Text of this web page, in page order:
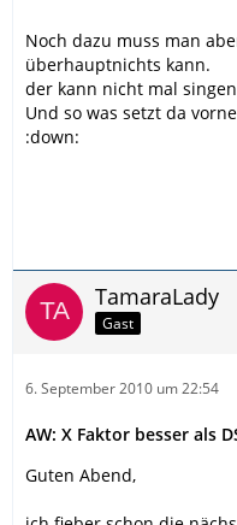
Noch dazu muss man
überhauptnichts kann.
der kann nicht mal
Und so was setzt da
:down:
TamaraLady
Gast
6. September 2010 um 22:54
AW: X Faktor besser als
Guten Abend,